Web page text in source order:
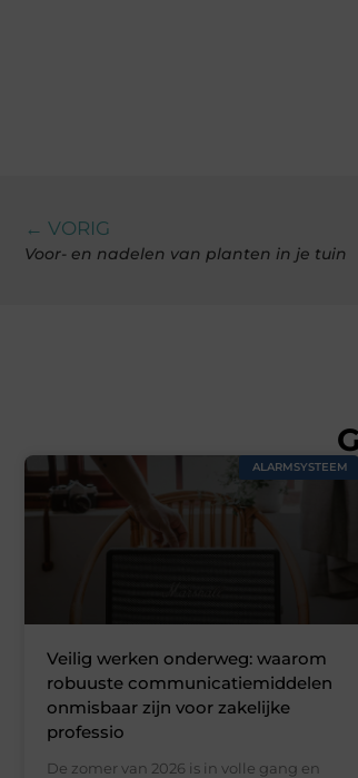
← VORIG
Voor- en nadelen van planten in je tuin
ALARMSYSTEEM
Veilig werken onderweg: waarom
robuuste communicatiemiddelen
onmisbaar zijn voor zakelijke
professio
De zomer van 2026 is in volle gang en